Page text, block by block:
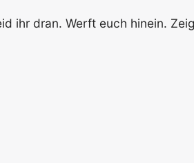
ihr dran. Werft euch hinein.